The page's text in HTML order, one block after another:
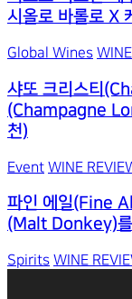
시올로 바롤로 X
Global Wines
샤또 크리스티
(Champagne
천)
Event WINE
파인 에일(Fine
(Malt Donkey)
Spirits WINE